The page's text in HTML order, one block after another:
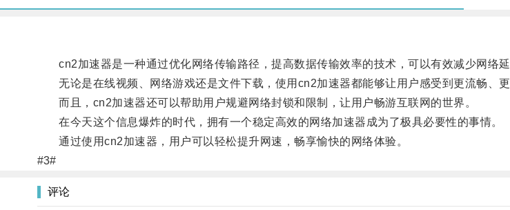
cn2加速器是一种通过优化网络传输路径，提高数据传输效率的技术，可以有效减少网络延
无论是在线视频、网络游戏还是文件下载，使用cn2加速器都能够让用户感受到更流畅、更
而且，cn2加速器还可以帮助用户规避网络封锁和限制，让用户畅游互联网的世界。
在今天这个信息爆炸的时代，拥有一个稳定高效的网络加速器成为了极具必要性的事情。
通过使用cn2加速器，用户可以轻松提升网速，畅享愉快的网络体验。
#3#
评论